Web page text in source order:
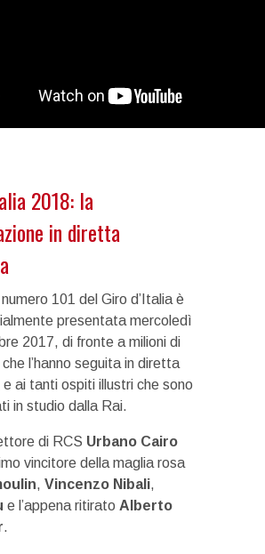
2018: la
in diretta
numero 101 del Giro d’Italia è
presentata mercoledì
2017, di fronte a milioni di
l’hanno seguita in diretta
ai tanti ospiti illustri che sono
in studio dalla Rai.
di RCS Urbano Cairo
vincitore della maglia rosa
, Vincenzo Nibali,
e l’appena ritirato Alberto
.